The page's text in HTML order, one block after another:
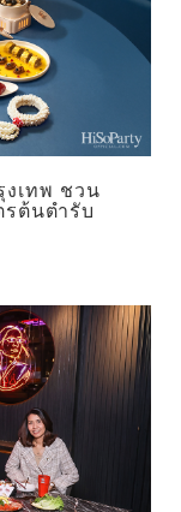
เทพ ชวน
ต้นตำรับ